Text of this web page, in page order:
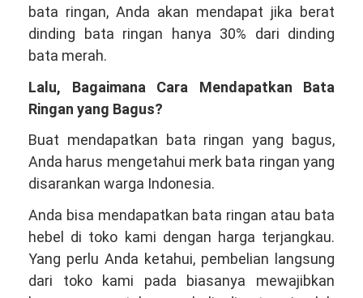
bata ringan, Anda akan mendapat jika berat
dinding bata ringan hanya 30% dari dinding
bata merah.
Lalu, Bagaimana Cara Mendapatkan Bata
Ringan yang Bagus?
Buat mendapatkan bata ringan yang bagus,
Anda harus mengetahui merk bata ringan yang
disarankan warga Indonesia.
Anda bisa mendapatkan bata ringan atau bata
hebel di toko kami dengan harga terjangkau.
Yang perlu Anda ketahui, pembelian langsung
dari toko kami pada biasanya mewajibkan